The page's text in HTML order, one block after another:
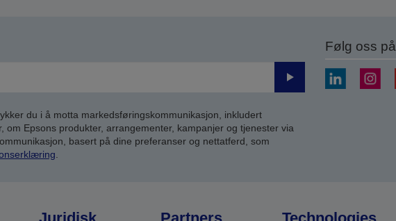
Send
du i å motta markedsføringskommunikasjon, inkludert
Epsons produkter, arrangementer, kampanjer og tjenester via
basert på dine preferanser og nettatferd, som
Følg oss på